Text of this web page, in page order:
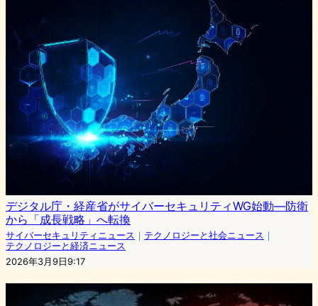
デジタル庁・経産省がサイバーセキュリティWG始動—防衛
から「成長戦略」へ転換
サイバーセキュリティニュース ｜ テクノロジーと社会ニュース ｜
テクノロジーと経済ニュース
2026年3月9日9:17